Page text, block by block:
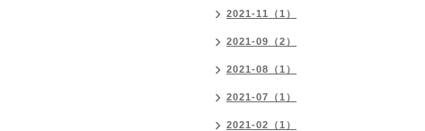
2021-11（1）
2021-09（2）
2021-08（1）
2021-07（1）
2021-02（1）